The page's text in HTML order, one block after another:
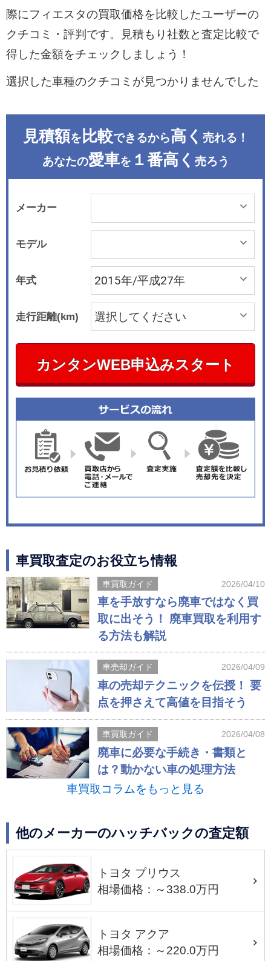
際にフィエスタの買取価格を比較したユーザーの
クチコミ・評判です。見積もり社数と査定比較で
得した金額をチェックしましょう！
選択した車種のクチコミが見つかりませんでした
見積額を 比較できるから高く 売れる！
あなたの愛車を １番高く 売ろう
メーカー
モデル
年式
走行距離(km)
カンタンWEB申込みスタート
車買取査定のお役立ち情報
車買取ガイド 2026/04/10
車を手放すなら廃車ではなく買
取に出そう！ 廃車買取を利用す
る方法も解説
車売却ガイド 2026/04/09
車の売却テクニックを伝授！ 要
点を押さえて高値を目指そう
車買取ガイド 2026/04/08
廃車に必要な手続き・書類と
は？動かない車の処理方法
車買取コラムをもっと見る
他のメーカーのハッチバックの査定額
トヨタ プリウス
相場価格：～338.0万円
トヨタ アクア
相場価格：～220.0万円